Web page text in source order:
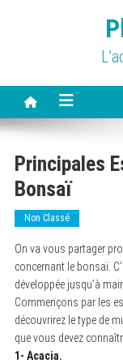
Principales
Bonsaï
Non Classé
On va vous partager
concernant le bonsaï.
développée jusqu’à
Commençons par les
découvrirez le type de
que vous devez
1- Acacia.